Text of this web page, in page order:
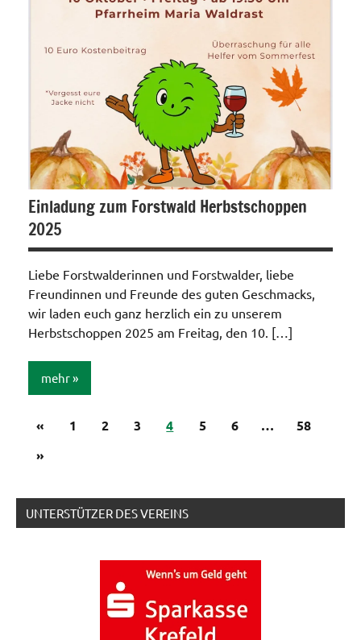
Einladung zum Forstwald Herbstschoppen
2025
Liebe Forstwalderinnen und Forstwalder, liebe
Freundinnen und Freunde des guten Geschmacks,
wir laden euch ganz herzlich ein zu unserem
Herbstschoppen 2025 am Freitag, den 10. […]
mehr
Allgemein
Seitennummerierung
der
«Vorherige
1 2 3 4 5 6 …
58
Nächste
»
UNTERSTÜTZER DES VEREINS